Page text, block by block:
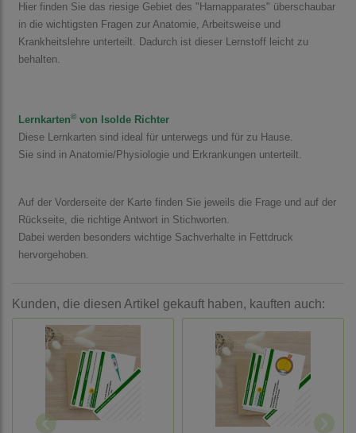
Hier finden Sie das riesige Gebiet des "Harnapparates" überschaubar
in die wichtigsten Fragen zur Anatomie, Arbeitsweise und
Krankheitslehre unterteilt. Dadurch ist dieser Lernstoff leicht zu
behalten.
Lernkarten© von Isolde Richter
Diese Lernkarten sind ideal für unterwegs und für zu Hause.
Sie sind in Anatomie/Physiologie und Erkrankungen unterteilt.
Auf der Vorderseite der Karte finden Sie jeweils die Frage und auf der
Rückseite, die richtige Antwort in Stichworten.
Dabei werden besonders wichtige Sachverhalte in Fettdruck
hervorgehoben.
Kunden, die diesen Artikel gekauft haben, kauften auch: